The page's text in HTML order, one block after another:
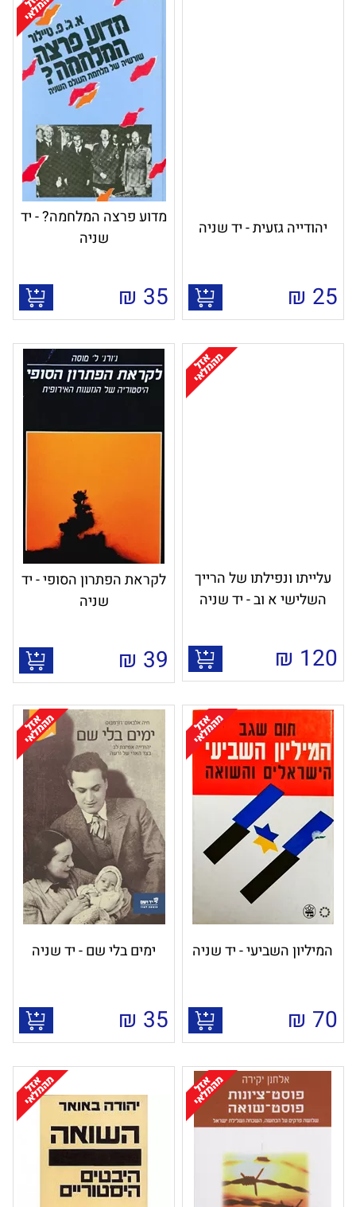
יהודייה גזעית - יד שניה
25
₪
מדוע פרצה המלחמה? - יד
שניה
35
₪
עלייתו ונפילתו של הרייך
השלישי א וב - יד שניה
120
₪
לקראת הפתרון הסופי - יד
שניה
39
₪
המיליון השביעי - יד שניה
70
₪
ימים בלי שם - יד שניה
35
₪